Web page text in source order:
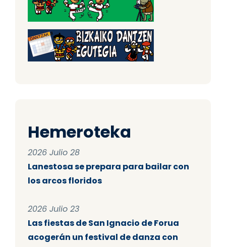
Hemeroteka
2026 Julio 28
Lanestosa se prepara para bailar con
los arcos floridos
2026 Julio 23
Las fiestas de San Ignacio de Forua
acogerán un festival de danza con